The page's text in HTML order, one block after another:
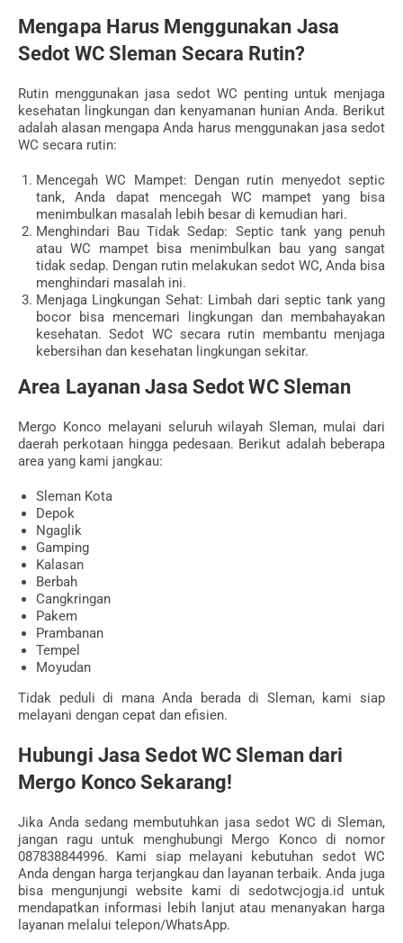
Mengapa Harus Menggunakan Jasa
Sedot WC Sleman Secara Rutin?
Rutin menggunakan jasa sedot WC penting untuk menjaga
kesehatan lingkungan dan kenyamanan hunian Anda. Berikut
adalah alasan mengapa Anda harus menggunakan jasa sedot
WC secara rutin:
Mencegah WC Mampet: Dengan rutin menyedot septic
tank, Anda dapat mencegah WC mampet yang bisa
menimbulkan masalah lebih besar di kemudian hari.
Menghindari Bau Tidak Sedap: Septic tank yang penuh
atau WC mampet bisa menimbulkan bau yang sangat
tidak sedap. Dengan rutin melakukan sedot WC, Anda bisa
menghindari masalah ini.
Menjaga Lingkungan Sehat: Limbah dari septic tank yang
bocor bisa mencemari lingkungan dan membahayakan
kesehatan. Sedot WC secara rutin membantu menjaga
kebersihan dan kesehatan lingkungan sekitar.
Area Layanan Jasa Sedot WC Sleman
Mergo Konco melayani seluruh wilayah Sleman, mulai dari
daerah perkotaan hingga pedesaan. Berikut adalah beberapa
area yang kami jangkau:
Sleman Kota
Depok
Ngaglik
Gamping
Kalasan
Berbah
Cangkringan
Pakem
Prambanan
Tempel
Moyudan
Tidak peduli di mana Anda berada di Sleman, kami siap
melayani dengan cepat dan efisien.
Hubungi Jasa Sedot WC Sleman dari
Mergo Konco Sekarang!
Jika Anda sedang membutuhkan jasa sedot WC di Sleman,
jangan ragu untuk menghubungi Mergo Konco di nomor
087838844996. Kami siap melayani kebutuhan sedot WC
Anda dengan harga terjangkau dan layanan terbaik. Anda juga
bisa mengunjungi website kami di sedotwcjogja.id untuk
mendapatkan informasi lebih lanjut atau menanyakan harga
layanan melalui telepon/WhatsApp.